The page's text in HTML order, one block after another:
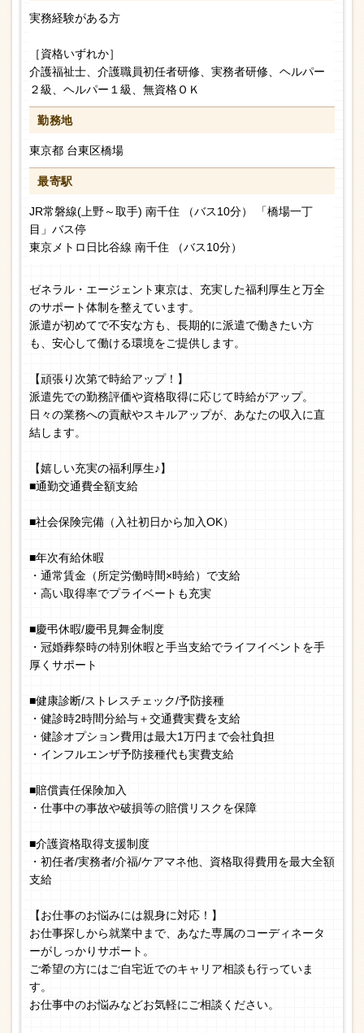
実務経験がある方
［資格いずれか］
介護福祉士、介護職員初任者研修、実務者研修、ヘルパー
２級、ヘルパー１級、無資格ＯＫ
勤務地
東京都 台東区橋場
最寄駅
JR常磐線(上野～取手) 南千住 （バス10分） 「橋場一丁
目」バス停
東京メトロ日比谷線 南千住 （バス10分）
ゼネラル・エージェント東京は、充実した福利厚生と万全
のサポート体制を整えています。
派遣が初めてで不安な方も、長期的に派遣で働きたい方
も、安心して働ける環境をご提供します。
【頑張り次第で時給アップ！】
派遣先での勤務評価や資格取得に応じて時給がアップ。
日々の業務への貢献やスキルアップが、あなたの収入に直
結します。
【嬉しい充実の福利厚生♪】
■通勤交通費全額支給
■社会保険完備（入社初日から加入OK）
■年次有給休暇
・通常賃金（所定労働時間×時給）で支給
・高い取得率でプライベートも充実
■慶弔休暇/慶弔見舞金制度
・冠婚葬祭時の特別休暇と手当支給でライフイベントを手
厚くサポート
■健康診断/ストレスチェック/予防接種
・健診時2時間分給与＋交通費実費を支給
・健診オプション費用は最大1万円まで会社負担
・インフルエンザ予防接種代も実費支給
■賠償責任保険加入
・仕事中の事故や破損等の賠償リスクを保障
■介護資格取得支援制度
・初任者/実務者/介福/ケアマネ他、資格取得費用を最大全額
支給
【お仕事のお悩みには親身に対応！】
お仕事探しから就業中まで、あなた専属のコーディネータ
ーがしっかりサポート。
ご希望の方にはご自宅近でのキャリア相談も行っていま
す。
お仕事中のお悩みなどお気軽にご相談ください。